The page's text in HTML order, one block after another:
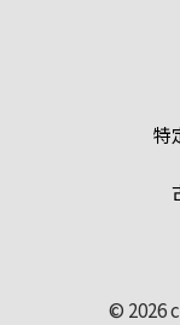
特
© 2026